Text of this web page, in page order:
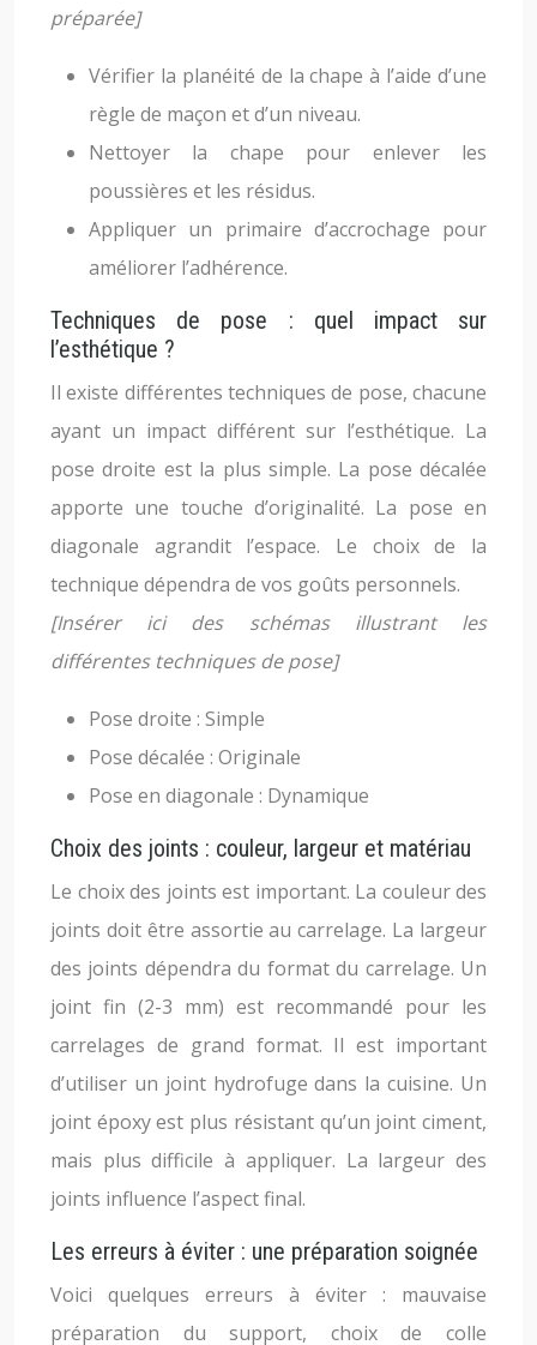
préparée]
Vérifier la planéité de la chape à l’aide d’une
règle de maçon et d’un niveau.
Nettoyer la chape pour enlever les
poussières et les résidus.
Appliquer un primaire d’accrochage pour
améliorer l’adhérence.
Techniques de pose : quel impact sur
l’esthétique ?
Il existe différentes techniques de pose, chacune
ayant un impact différent sur l’esthétique. La
pose droite est la plus simple. La pose décalée
apporte une touche d’originalité. La pose en
diagonale agrandit l’espace. Le choix de la
technique dépendra de vos goûts personnels.
[Insérer ici des schémas illustrant les
différentes techniques de pose]
Pose droite : Simple
Pose décalée : Originale
Pose en diagonale : Dynamique
Choix des joints : couleur, largeur et matériau
Le choix des joints est important. La couleur des
joints doit être assortie au carrelage. La largeur
des joints dépendra du format du carrelage. Un
joint fin (2-3 mm) est recommandé pour les
carrelages de grand format. Il est important
d’utiliser un joint hydrofuge dans la cuisine. Un
joint époxy est plus résistant qu’un joint ciment,
mais plus difficile à appliquer. La largeur des
joints influence l’aspect final.
Les erreurs à éviter : une préparation soignée
Voici quelques erreurs à éviter : mauvaise
préparation du support, choix de colle